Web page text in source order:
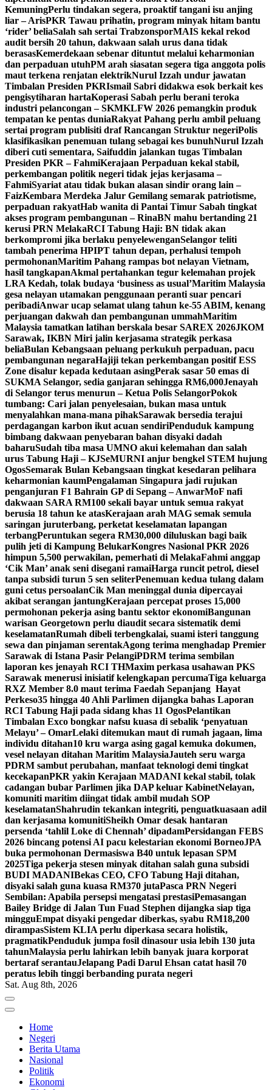
KemuningPerlu tindakan segera, proaktif tangani isu anjing
liar – ArisPKR Tawau prihatin, program minyak hitam bantu
‘rider’ beliaSalah sah sertai TrabzonsporMAIS kekal rekod
audit bersih 20 tahun, dakwaan salah urus dana tidak
berasasKemerdekaan sebenar dituntut melalui keharmonian
dan perpaduan utuhPM arah siasatan segera tiga anggota polis
maut terkena renjatan elektrikNurul Izzah undur jawatan
Timbalan Presiden PKRIsmail Sabri didakwa esok berkait kes
pengisytiharan hartaKoperasi Sabah perlu berani teroka
industri pelancongan – SKMKLFW 2026 pemangkin produk
tempatan ke pentas duniaRakyat Pahang perlu ambil peluang
sertai program publisiti draf Rancangan Struktur negeriPolis
klasifikasikan penemuan tulang sebagai kes bunuhNurul Izzah
diberi cuti sementara, Saifuddin jalankan tugas Timbalan
Presiden PKR – FahmiKerajaan Perpaduan kekal stabil,
perkembangan politik negeri tidak jejas kerjasama –
FahmiSyariat atau tidak bukan alasan sindir orang lain –
FaizKembara Merdeka Jalur Gemilang semarak patriotisme,
perpaduan rakyatHab wanita di Pantai Timur Sabah tingkat
akses program pembangunan – RinaBN mahu bertanding 21
kerusi PRN MelakaRCI Tabung Haji: BN tidak akan
berkompromi jika berlaku penyelewenganSelangor teliti
tambah penerima HPIPT tahun depan, perhalusi tempoh
permohonanMaritim Pahang rampas bot nelayan Vietnam,
hasil tangkapanAkmal pertahankan tegur kelemahan projek
LRA Kedah, tolak budaya ‘business as usual’Maritim Malaysia
gesa nelayan utamakan penggunaan peranti suar pencari
peribadiAnwar ucap selamat ulang tahun ke-55 ABIM, kenang
perjuangan dakwah dan pembangunan ummahMaritim
Malaysia tamatkan latihan berskala besar SAREX 2026JKOM
Sarawak, IKBN Miri jalin kerjasama strategik perkasa
beliaBulan Kebangsaan peluang perkukuh perpaduan, pacu
pembangunan negaraHajiji tekan perkembangan positif ESS
Zone disalur kepada kedutaan asingPerak sasar 50 emas di
SUKMA Selangor, sedia ganjaran sehingga RM6,000Jenayah
di Selangor terus menurun – Ketua Polis SelangorPokok
tumbang: Cari jalan penyelesaian, bukan masa untuk
menyalahkan mana-mana pihakSarawak bersedia terajui
perdagangan karbon ikut acuan sendiriPenduduk kampung
bimbang dakwaan penyebaran bahan disyaki dadah
baharuSudah tiba masa UMNO akui kelemahan dan salah
urus Tabung Haji – KJSeMURNI anjur bengkel STEM hujung
OgosSemarak Bulan Kebangsaan tingkat kesedaran pelihara
keharmonian kaumPengalaman Singapura jadi rujukan
penganjuran F1 Bahrain GP di Sepang – AnwarMoF nafi
dakwaan SARA RM100 sekali bayar untuk semua rakyat
berusia 18 tahun ke atasKerajaan arah MAG semak semula
saringan juruterbang, perketat keselamatan lapangan
terbangPeruntukan segera RM30,000 diluluskan bagi baik
pulih jeti di Kampung BelukarKongres Nasional PKR 2026
himpun 5,500 perwakilan, pemerhati di MelakaFahmi anggap
‘Cik Man’ anak seni disegani ramaiHarga runcit petrol, diesel
tanpa subsidi turun 5 sen seliterPenemuan kedua tulang dalam
guni cetus persoalanCik Man meninggal dunia dipercayai
akibat serangan jantungKerajaan percepat proses 15,000
permohonan pekerja asing bantu sektor ekonomiBangunan
warisan Georgetown perlu diaudit secara sistematik demi
keselamatanRumah dibeli terbengkalai, suami isteri tanggung
sewa dan pinjaman serentakAgong terima menghadap Premier
Sarawak di Istana Pasir PelangiPDRM terima sembilan
laporan kes jenayah RCI THMaxim perkasa usahawan PKS
Sarawak menerusi inisiatif kelengkapan percumaTiga keluarga
RXZ Member 8.0 maut terima Faedah Sepanjang Hayat
Perkeso35 hingga 40 Ahli Parlimen dijangka bahas Laporan
RCI Tabung Haji pada sidang khas 11 OgosPelantikan
Timbalan Exco bongkar nafsu kuasa di sebalik ‘penyatuan
Melayu’ – OmarLelaki ditemukan maut di rumah jagaan, lima
individu ditahan10 kru warga asing gagal kemuka dokumen,
vesel nelayan ditahan Maritim MalaysiaJauteh seru warga
PDRM sambut perubahan, manfaat teknologi demi tingkat
kecekapanPKR yakin Kerajaan MADANI kekal stabil, tolak
cadangan bubar Parlimen jika DAP keluar KabinetNelayan,
komuniti maritim diingat tidak ambil mudah SOP
keselamatanShahrudin tekankan integriti, penguatkuasaan adil
dan kerjasama komunitiSheikh Omar desak hantaran
persenda ‘tahlil Loke di Chennah’ dipadamPersidangan FEBS
2026 bincang potensi AI pacu kelestarian ekonomi BorneoJPA
buka permohonan Dermasiswa B40 untuk lepasan SPM
2025Tiga pekerja stesen minyak ditahan salah guna subsidi
BUDI MADANIBekas CEO, CFO Tabung Haji ditahan,
disyaki salah guna kuasa RM370 jutaPasca PRN Negeri
Sembilan: Apabila persepsi mengatasi prestasiPemasangan
Bailey Bridge di Jalan Tun Fuad Stephen dijangka siap tiga
mingguEmpat disyaki pengedar diberkas, syabu RM18,200
dirampasSistem KLIA perlu diperkasa secara holistik,
pragmatikPenduduk jumpa fosil dinasour usia lebih 130 juta
tahunMalaysia perlu lahirkan lebih banyak juara korporat
bertaraf serantauJelapang Padi Darul Ehsan catat hasil 70
peratus lebih tinggi berbanding purata negeri
Sat. Aug 8th, 2026
Home
Negeri
Berita Utama
Nasional
Politik
Ekonomi